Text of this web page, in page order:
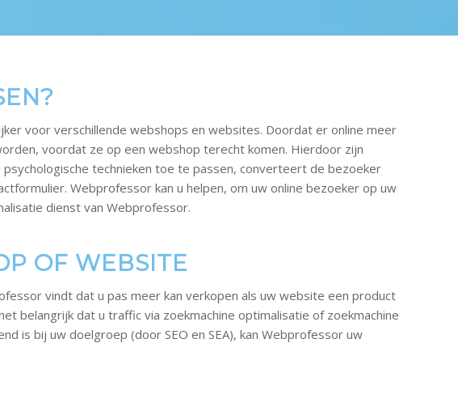
voor verschillende webshops en websites. Doordat er online meer
voordat ze op een webshop terecht komen. Hierdoor zijn
technieken toe te passen, converteert de bezoeker
Webprofessor kan u helpen, om uw online bezoeker op uw
dienst van Webprofessor.
OF WEBSITE
vindt dat u pas meer kan verkopen als uw website een product
belangrijk dat u traffic via zoekmachine optimalisatie of zoekmachine
is bij uw doelgroep (door SEO en SEA), kan Webprofessor uw